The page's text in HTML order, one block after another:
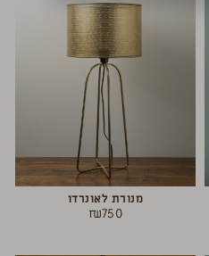
מנורת לאונרדו
₪750